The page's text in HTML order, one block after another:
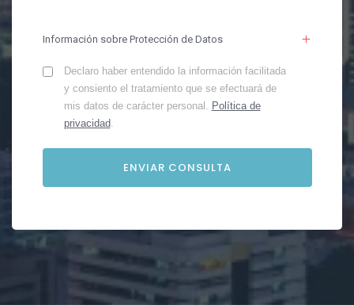
Información sobre Protección de Datos
Declaro haber entendido la información facilitada
y consiento el tratamiento que se efectuará de
mis datos de carácter personal. Política de
privacidad.